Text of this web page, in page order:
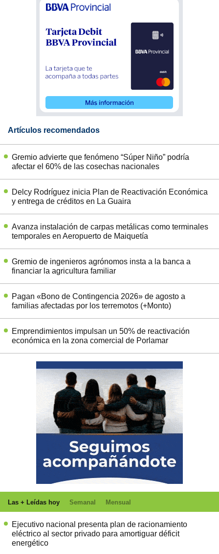
Artículos recomendados
Gremio advierte que fenómeno “Súper Niño” podría
afectar el 60% de las cosechas nacionales
Delcy Rodríguez inicia Plan de Reactivación Económica
y entrega de créditos en La Guaira
Avanza instalación de carpas metálicas como terminales
temporales en Aeropuerto de Maiquetía
Gremio de ingenieros agrónomos insta a la banca a
financiar la agricultura familiar
Pagan «Bono de Contingencia 2026» de agosto a
familias afectadas por los terremotos (+Monto)
Emprendimientos impulsan un 50% de reactivación
económica en la zona comercial de Porlamar
Las + Leídas hoy Semanal Mensual
Ejecutivo nacional presenta plan de racionamiento
eléctrico al sector privado para amortiguar déficit
energético